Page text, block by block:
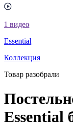
1 видео
Essential
Коллекция
Товар разобрали
Essential